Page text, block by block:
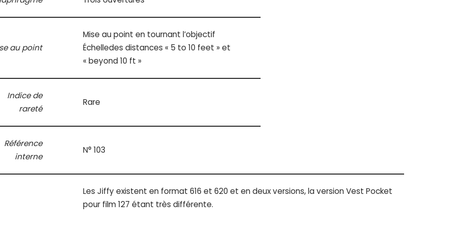
au point
Mise au point en tournant l’objectif
Échelledes distances « 5 to 10 feet » et
« beyond 10 ft »
Indice de
rareté
Rare
Référence
interne
N° 103
Les Jiffy existent en format 616 et 620 et en deux versions, la version Vest Pocket
pour film 127 étant très différente.